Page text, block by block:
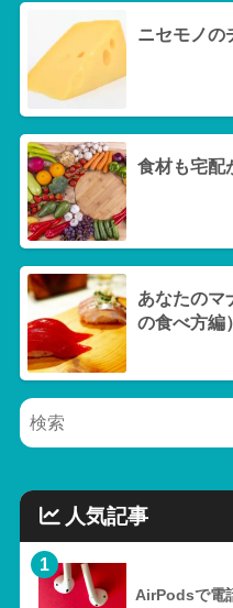
ニセモノの
食材も宅
あなたのマ
の食べ方編）
人気記事
1
AirPodsで電